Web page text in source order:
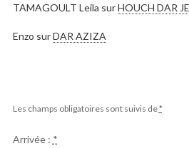
TAMAGOULT Leila surHOUCH DAR
Enzo surDAR AZIZA
Les champs obligatoires sont suivis de*
Arrivée : *